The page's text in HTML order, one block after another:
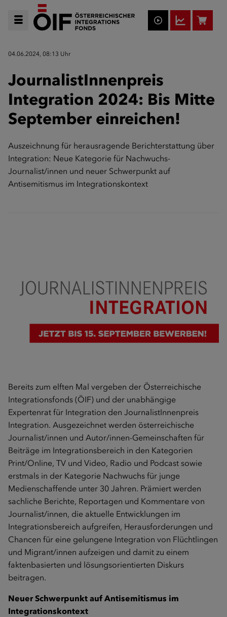
04.06.2024, 08:13 Uhr
JournalistInnenpreis
Integration 2024: Bis Mitte
September einreichen!
Auszeichnung für herausragende Berichterstattung über
Integration: Neue Kategorie für Nachwuchs-
Journalist/innen und neuer Schwerpunkt auf
Antisemitismus im Integrationskontext
Bereits zum elften Mal vergeben der Österreichische
Integrationsfonds (ÖIF) und der unabhängige
Expertenrat für Integration den JournalistInnenpreis
Integration. Ausgezeichnet werden österreichische
Journalist/innen und Autor/innen-Gemeinschaften für
Beiträge im Integrationsbereich in den Kategorien
Print/Online, TV und Video, Radio und Podcast sowie
erstmals in der Kategorie Nachwuchs für junge
Medienschaffende unter 30 Jahren. Prämiert werden
sachliche Berichte, Reportagen und Kommentare von
Journalist/innen, die aktuelle Entwicklungen im
Integrationsbereich aufgreifen, Herausforderungen und
Chancen für eine gelungene Integration von Flüchtlingen
und Migrant/innen aufzeigen und damit zu einem
faktenbasierten und lösungsorientierten Diskurs
beitragen.
Neuer Schwerpunkt auf Antisemitismus im
Integrationskontext